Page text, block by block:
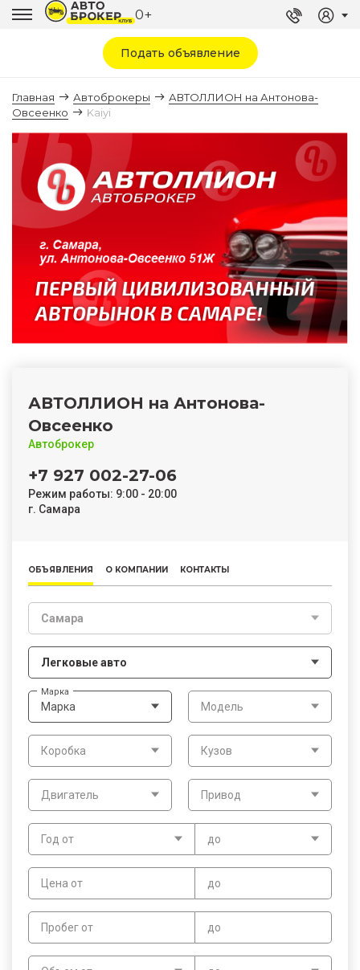
0+
Подать объявление
Главная Автоброкеры
АВТОЛЛИОН на Антонова-
Овсеенко
Kaiyi
АВТОЛЛИОН на Антонова-
Овсеенко
Автоброкер
+7 927 002-27-06
Режим работы: 9:00 - 20:00
г. Самара
ОБЪЯВЛЕНИЯ О КОМПАНИИ КОНТАКТЫ
Самара
Легковые авто
Марка
Марка Модель
Год от до
Цена от до
Коробка
Пробег от до
Кузов
Двигатель Привод